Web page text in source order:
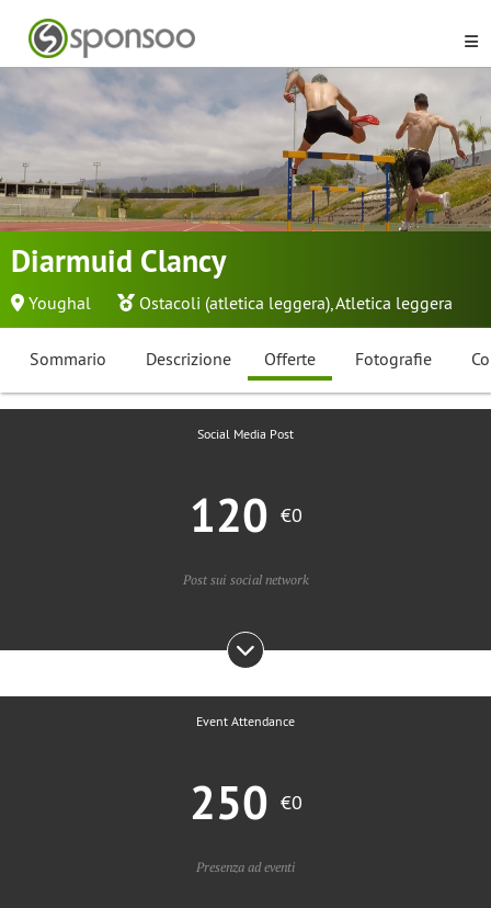
Diarmuid Clancy
Youghal Ostacoli (atletica leggera),Atletica leggera
Sommario Descrizione Offerte Fotografie
Social Media Post
120 €0
Post sui social network
Event Attendance
250 €0
Presenza ad eventi